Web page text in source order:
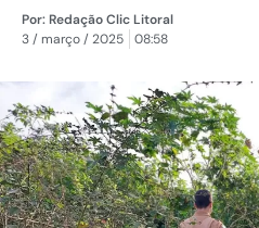
Por:Redação Clic Litoral
3 / março / 2025
08:58